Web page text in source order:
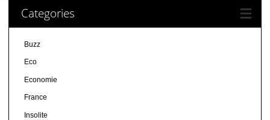
Categories
Buzz
Eco
Economie
France
Insolite